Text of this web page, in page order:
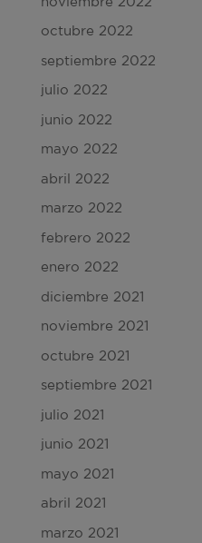
octubre 2022
septiembre 2022
julio 2022
junio 2022
mayo 2022
abril 2022
marzo 2022
febrero 2022
enero 2022
diciembre 2021
noviembre 2021
octubre 2021
septiembre 2021
julio 2021
junio 2021
mayo 2021
abril 2021
marzo 2021